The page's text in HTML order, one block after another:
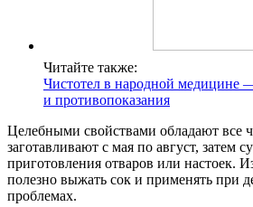
Читайте также:
Чистотел в народной медицине
и противопоказания
Целебными свойствами обладают все
заготавливают с мая по август, затем
приготовления отваров или настоек.
полезно выжать сок и применять при
проблемах.